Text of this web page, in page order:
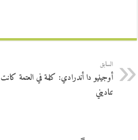
السابق
أوجينيو دا أندرادي: كلمة في العتمة كانت
تناديني